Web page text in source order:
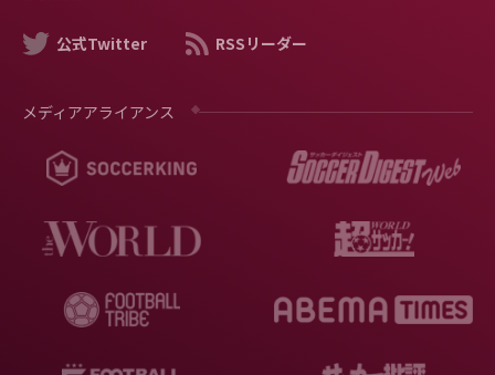
公式Twitter RSSリーダー
メディアアライアンス